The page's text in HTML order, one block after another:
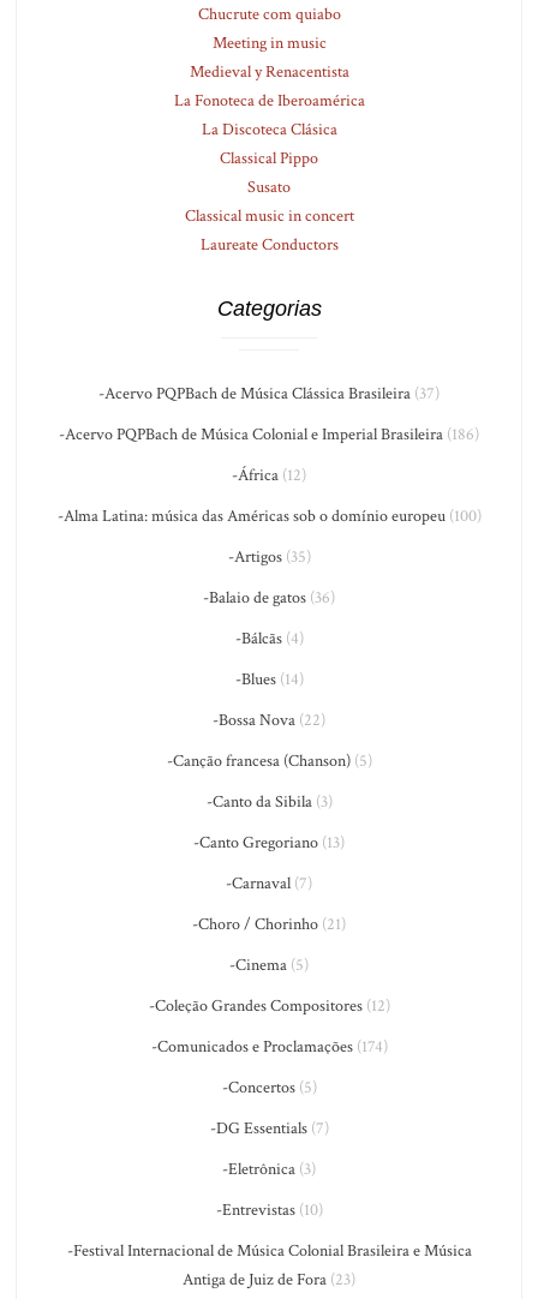
Chucrute com quiabo
Meeting in music
Medieval y Renacentista
La Fonoteca de Iberoamérica
La Discoteca Clásica
Classical Pippo
Susato
Classical music in concert
Laureate Conductors
Categorias
-Acervo PQPBach de Música Clássica Brasileira (37)
-Acervo PQPBach de Música Colonial e Imperial Brasileira (186)
-África (12)
-Alma Latina: música das Américas sob o domínio europeu(100)
-Artigos(35)
-Balaio de gatos (36)
-Bálcãs(4)
-Blues(14)
-Bossa Nova (22)
-Canção francesa (Chanson)(5)
-Canto da Sibila(3)
-Canto Gregoriano (13)
-Carnaval (7)
-Choro / Chorinho (21)
-Cinema (5)
-Coleção Grandes Compositores(12)
-Comunicados e Proclamações(174)
-Concertos(5)
-DG Essentials(7)
-Eletrônica (3)
-Entrevistas(10)
-Festival Internacional de Música Colonial Brasileira e Música
Antiga de Juiz de Fora (23)